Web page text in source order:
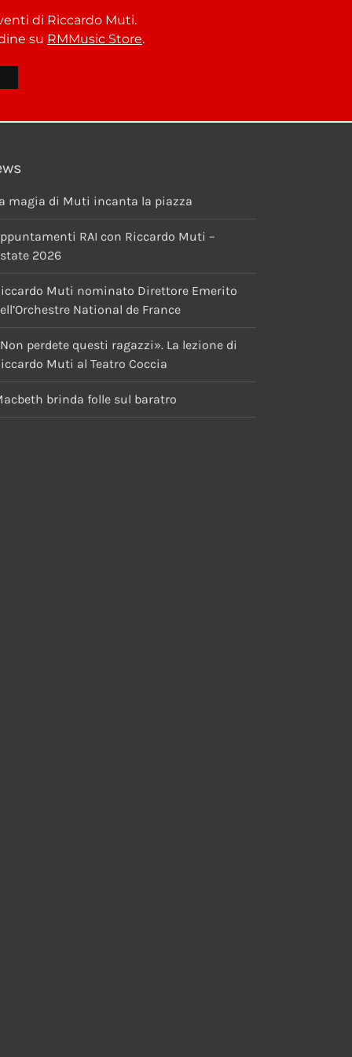
di Riccardo Muti.
su RMMusic Store.
magia di Muti incanta la piazza
RAI con Riccardo Muti –
2026
Muti nominato Direttore Emerito
National de France
perdete questi ragazzi». La lezione di
Muti al Teatro Coccia
brinda folle sul baratro